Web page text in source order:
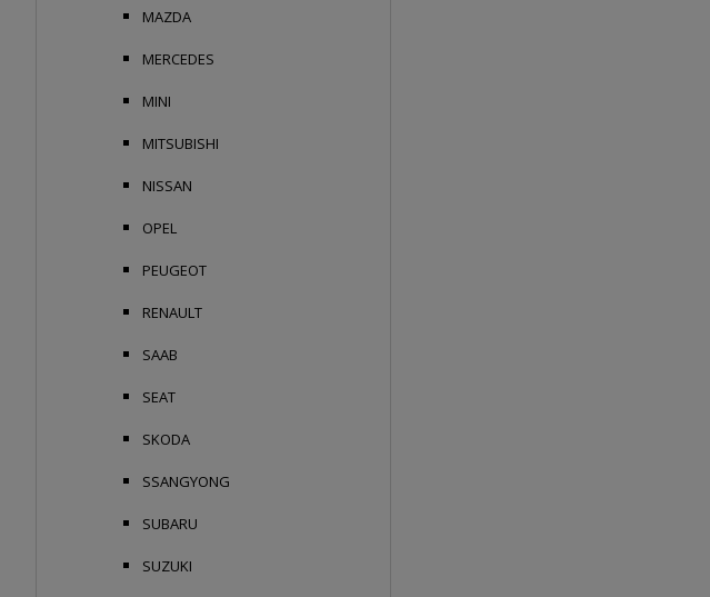
MAZDA
MERCEDES
MINI
MITSUBISHI
NISSAN
OPEL
PEUGEOT
RENAULT
SAAB
SEAT
SKODA
SSANGYONG
SUBARU
SUZUKI